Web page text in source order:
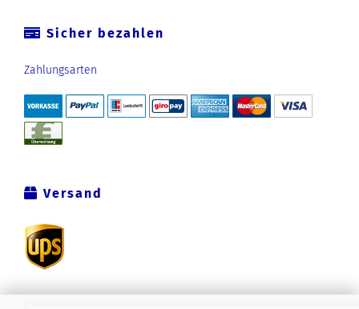
Sicher bezahlen
Zahlungsarten
Versand